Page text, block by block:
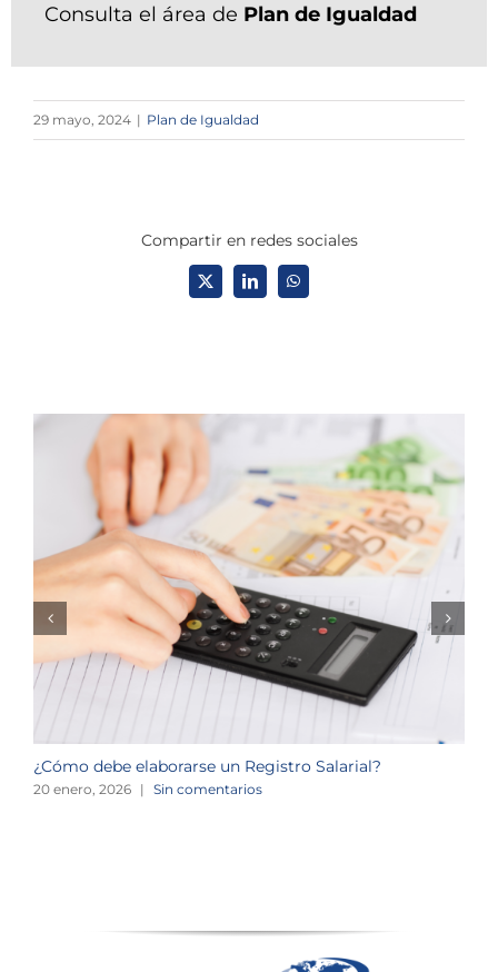
Consulta el área de Plan de Igualdad
29 mayo, 2024 | Plan de Igualdad
Compartir en redes sociales
X LinkedInWhatsApp
¿Cómo debe elaborarse un Registro Salarial?
20 enero, 2026 | Sin comentarios